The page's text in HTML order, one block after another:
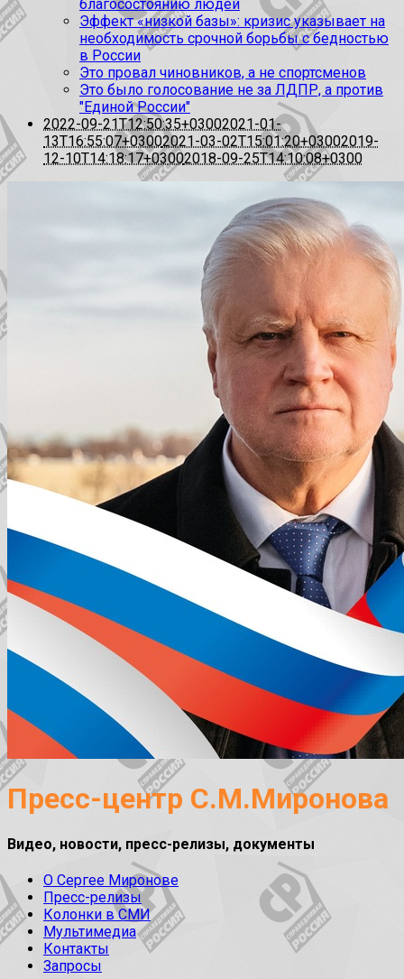
благосостоянию людей
Эффект «низкой базы»: кризис указывает на
необходимость срочной борьбы с бедностью
в России
Это провал чиновников, а не спортсменов
Это было голосование не за ЛДПР, а против
"Единой России"
2022-09-21T12:50:35+03002021-01-
13T16:55:07+03002021-03-02T15:01:20+03002019-
12-10T14:18:17+03002018-09-25T14:10:08+0300
Пресс-центр С.М.Миронова
Видео, новости, пресс-релизы, документы
О Сергее Миронове
Пресс-релизы
Колонки в СМИ
Мультимедиа
Контакты
Запросы